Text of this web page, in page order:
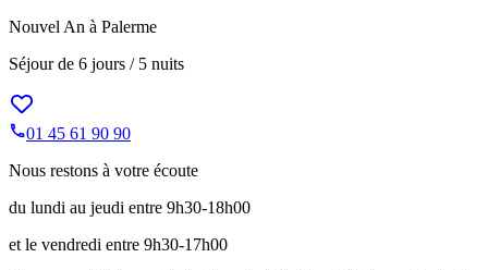
Nouvel An à Palerme
Séjour de 6 jours / 5 nuits
01 45 61 90 90
Nous restons à votre écoute
du lundi au jeudi entre 9h30-18h00
et le vendredi entre 9h30-17h00